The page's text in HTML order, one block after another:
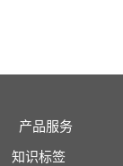
产品服务
知识标签